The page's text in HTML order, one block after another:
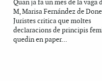
Quan ja fa un mes de la vaga
M, Marisa Fernández de
Juristes critica que moltes
declaracions de principis
quedin en paper...